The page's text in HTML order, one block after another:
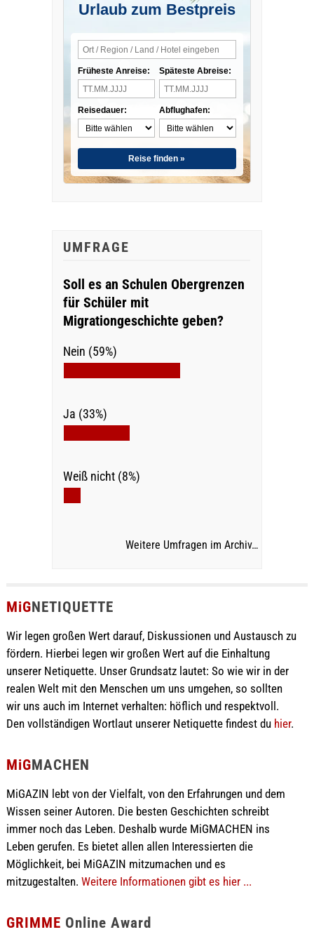
Urlaub zum Bestpreis
Früheste Anreise:
Reisedauer:
Späteste Abreise:
Abflughafen:
Reise finden »
UMFRAGE
Soll es an Schulen Obergrenzen
für Schüler mit
Migrationgeschichte geben?
Nein (59%)
Ja (33%)
Weiß nicht (8%)
Weitere Umfragen im Archiv…
MiGNETIQUETTE
Wir legen großen Wert darauf, Diskussionen und Austausch zu
fördern. Hierbei legen wir großen Wert auf die Einhaltung
unserer Netiquette. Unser Grundsatz lautet: So wie wir in der
realen Welt mit den Menschen um uns umgehen, so sollten
wir uns auch im Internet verhalten: höflich und respektvoll.
Den vollständigen Wortlaut unserer Netiquette findest du hier.
MiGMACHEN
MiGAZIN lebt von der Vielfalt, von den Erfahrungen und dem
Wissen seiner Autoren. Die besten Geschichten schreibt
immer noch das Leben. Deshalb wurde MiGMACHEN ins
Leben gerufen. Es bietet allen allen Interessierten die
Möglichkeit, bei MiGAZIN mitzumachen und es
mitzugestalten. Weitere Informationen gibt es hier ...
GRIMME Online Award